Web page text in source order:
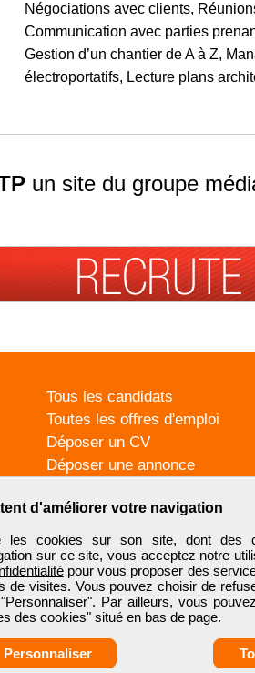
Négociations avec clients,
Communication avec parties
Gestion d’un chantier de A à Z,
électroportatifs, Lecture plans
d'améliorer votre navigation
les cookies sur son site, dont des
sur ce site, vous acceptez notre
pour vous proposer des
de visites. Vous pouvez choisir de
Par ailleurs, vous
des cookies" situé en bas de page.
Personnaliser
un site du groupe
Tous les candidats
Toutes les offres d'emploi
Déposer un CV
Déposer une annonce